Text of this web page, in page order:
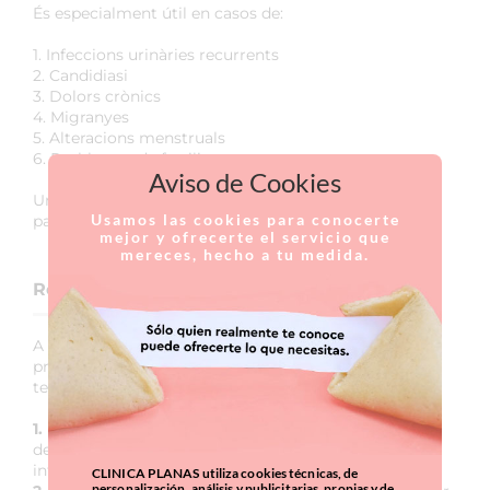
És especialment útil en casos de:
1. Infeccions urinàries recurrents
2. Candidiasi
3. Dolors crònics
4. Migranyes
5. Alteracions menstruals
6. Problemes de fertilitat
Un tractament complementari altament eficaç per a
patologies ginecològiques i sistèmiques.
Revisió ginecològica
A Clínica Planas donem una importància especial a la
prevenció i el diagnòstic precoç. Per això duem a
terme
revisions ginecològiques 360º que inclouen:
1. Exploració detallada de la vulva i la vaginaper
detectar afeccions inflamatòries, autoimmunitàries o
infeccioses.
Aviso de Cookies
Usamos las cookies para conocerte
mejor y ofrecerte el servicio que
mereces, hecho a tu medida.
CLINICA PLANAS utiliza cookies técnicas, de